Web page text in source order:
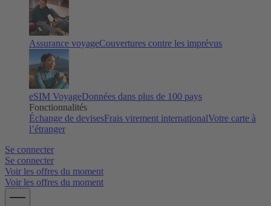
Assurance voyageCouvertures contre les imprévus
eSIM VoyageDonnées dans plus de 100 pays
Fonctionnalités
Échange de devisesFrais virement internationalVotre carte à
l’étranger
Se connecter
Se connecter
Voir les offres du moment
Voir les offres du moment